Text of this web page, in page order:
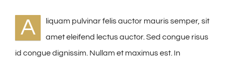
A
liquam pulvinar felis auctor mauris semper, sit
amet eleifend lectus auctor. Sed congue risus
id congue dignissim. Nullam et maximus est. In